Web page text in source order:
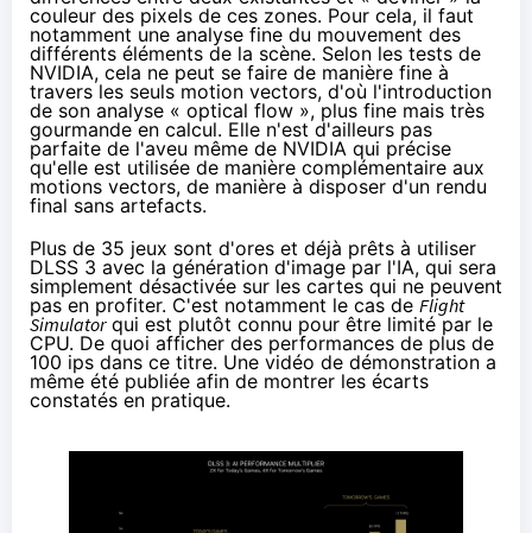
couleur des pixels de ces zones. Pour cela, il faut
notamment une analyse fine du mouvement des
différents éléments de la scène. Selon les tests de
NVIDIA, cela ne peut se faire de manière fine à
travers les seuls motion vectors, d'où l'introduction
de son analyse « optical flow », plus fine mais très
gourmande en calcul. Elle n'est d'ailleurs pas
parfaite de l'aveu même de NVIDIA qui précise
qu'elle est utilisée de manière complémentaire aux
motions vectors, de manière à disposer d'un rendu
final sans artefacts.
Plus de 35 jeux sont d'ores et déjà prêts à utiliser
DLSS 3 avec la génération d'image par l'IA, qui sera
simplement désactivée sur les cartes qui ne peuvent
pas en profiter. C'est notamment le cas de Flight
Simulatorqui est plutôt connu pour être limité par le
CPU. De quoi afficher des performances de plus de
100 ips dans ce titre. Une vidéo de démonstration a
même été publiée afin de montrer les écarts
constatés en pratique.